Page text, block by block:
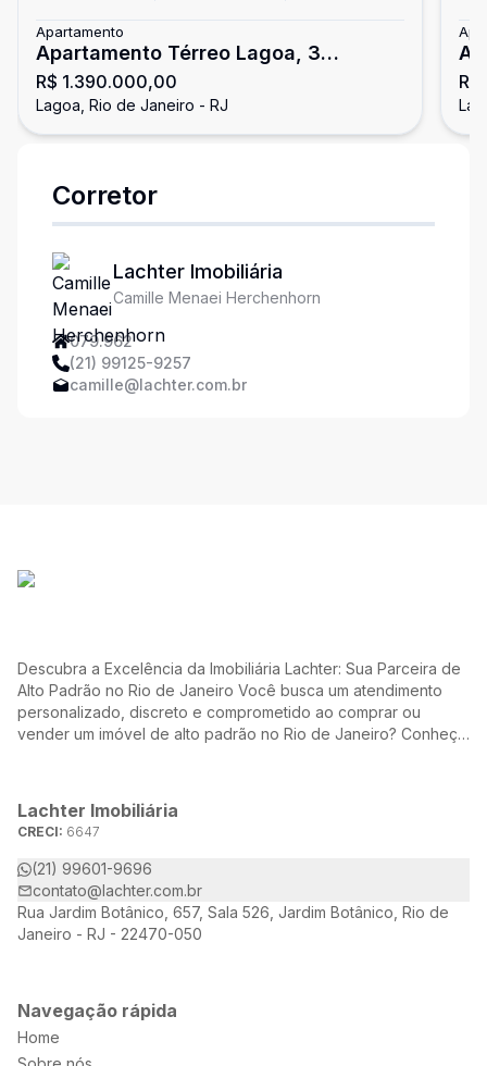
Apartamento
Apartamento Térreo Lagoa, 3
quartos, sem vaga
R$ 1.390.000,00
Lagoa, Rio de Janeiro - RJ
Corretor
Lachter Imobiliária
Camille Menaei Herchenhorn
079.962
(21) 99125-9257
camille@lachter.com.br
Descubra a Excelência da Imobiliária Lachter: Sua Parceira de
Alto Padrão no Rio de Janeiro Você busca um atendimento
personalizado, discreto e comprometido ao comprar ou
vender um imóvel de alto padrão no Rio de Janeiro? Conheça
necessidades e desejos.
Lachter Imobiliária
CRECI: 6647
(21) 99601-9696
contato@lachter.com.br
Rua Jardim Botânico, 657, Sala 526, Jardim Botânico, Rio de
Janeiro - RJ - 22470-050
Navegação rápida
Home